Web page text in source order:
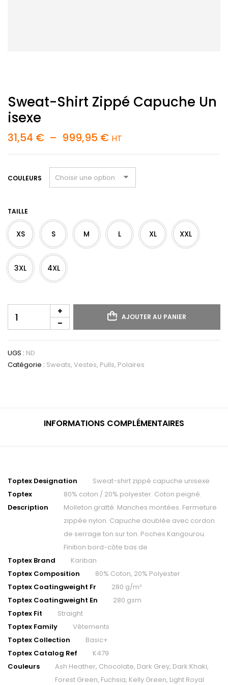
Sweat-Shirt Zippé Capuche Un
Isexe
31,54 € – 999,95 €Plage
prix :
31,54 €
à
999,95 €
HT
COULEURS
TAILLE
XS S M L XL XXL
3XL 4XL
Sweat-
shirt
zippé
capuche
unisexe
AJOUTER AU PANIER
UGS : ND
Catégorie : Sweats, Vestes, Pulls, Polaires
INFORMATIONS COMPLÉMENTAIRES
Toptex Designation
Sweat-shirt zippé capuche unisexe
Toptex
Description
80% coton / 20% polyester. Coton peigné.
Molleton gratté. Manches montées. Fermeture
zippée nylon. Capuche doublée avec cordon
de serrage ton sur ton. Poches Kangourou.
Finition bord-côte bas de
Toptex Brand
Kariban
Toptex Composition
80% Coton, 20% Polyester
Toptex Coatingweight Fr
280 g/m²
Toptex Coatingweight En
280 gsm
Toptex Fit
Straight
Toptex Family
Vêtements
Toptex Collection
Basic+
Toptex Catalog Ref
K479
Couleurs
Ash Heather, Chocolate, Dark Grey, Dark Khaki,
Forest Green, Fuchsia, Kelly Green, Light Royal